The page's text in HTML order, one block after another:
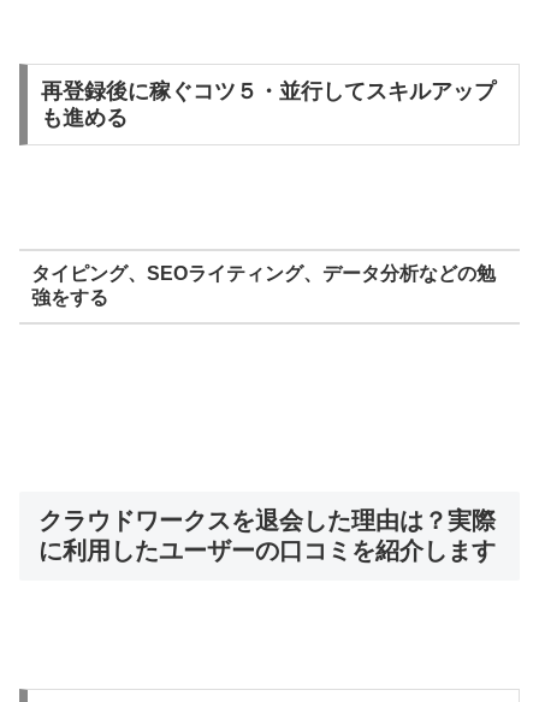
再登録後に稼ぐコツ５・並行してスキルアップ
も進める
タイピング、SEOライティング、データ分析などの勉
強をする
クラウドワークスを退会した理由は？実際
に利用したユーザーの口コミを紹介します